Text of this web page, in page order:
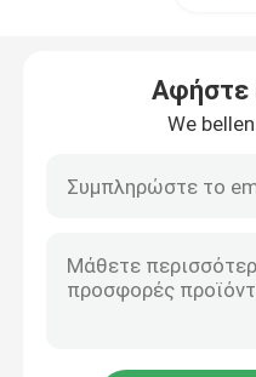
ΑισθητήραςΑφήστε
We